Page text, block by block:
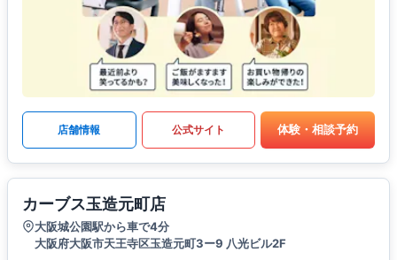
店舗情報 公式サイト 体験・相談予約
カーブス玉造元町店
大阪城公園駅から車で4分
大阪府大阪市天王寺区玉造元町3ー9 八光ビル2F